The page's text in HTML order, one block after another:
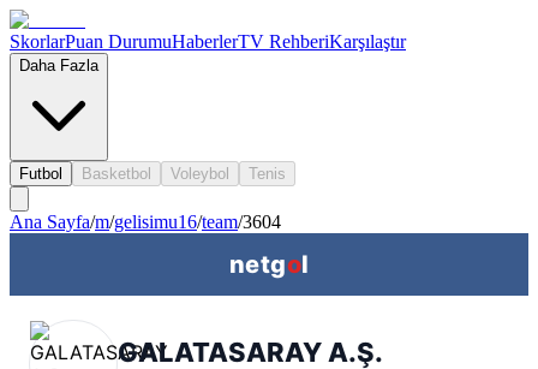
SkorlarPuan DurumuHaberlerTV RehberiKarşılaştır
Daha Fazla
Futbol Basketbol Voleybol Tenis
Ana Sayfa/m/gelisimu16/team/3604
netgol
GALATASARAY A.Ş.